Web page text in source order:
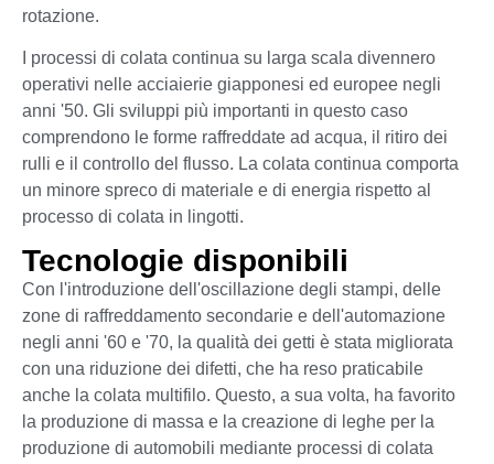
rotazione.
I processi di colata continua su larga scala divennero
operativi nelle acciaierie giapponesi ed europee negli
anni '50. Gli sviluppi più importanti in questo caso
comprendono le forme raffreddate ad acqua, il ritiro dei
rulli e il controllo del flusso. La colata continua comporta
un minore spreco di materiale e di energia rispetto al
processo di colata in lingotti.
Tecnologie disponibili
Con l'introduzione dell'oscillazione degli stampi, delle
zone di raffreddamento secondarie e dell'automazione
negli anni '60 e '70, la qualità dei getti è stata migliorata
con una riduzione dei difetti, che ha reso praticabile
anche la colata multifilo. Questo, a sua volta, ha favorito
la produzione di massa e la creazione di leghe per la
produzione di automobili mediante processi di colata